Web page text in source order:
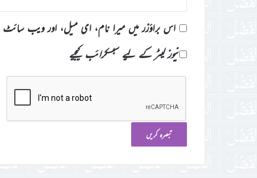
اس براؤزر میں میرا نام، ای میل، اور ویب سائٹ
نیوز لیٹر کے لیے سبسکرائب کیجیے